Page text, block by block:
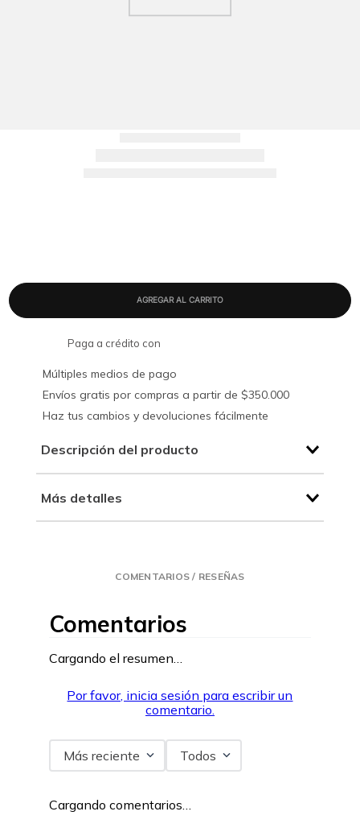
Paga a crédito con
Múltiples medios de pago
Envíos gratis por compras a partir de $350.000
Haz tus cambios y devoluciones fácilmente
Descripción del producto
Más detalles
COMENTARIOS / RESEÑAS
Comentarios
Cargando el resumen…
Por favor, inicia sesión para escribir un
comentario.
Más reciente Todos
Cargando comentarios…